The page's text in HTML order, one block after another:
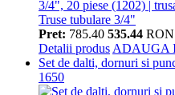
Pret: 785.40 535.44 RON
Detalii produs ADAUGA
Set de dalti, dornuri si
1650